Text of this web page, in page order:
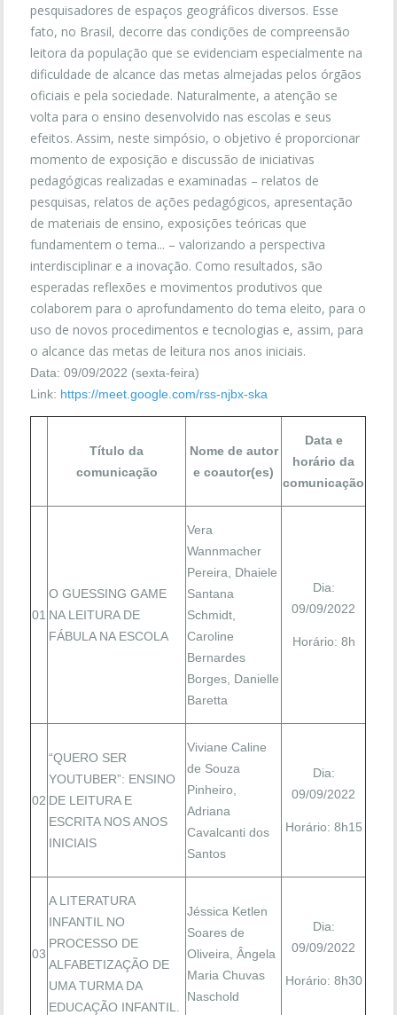
pesquisadores de espaços geográficos diversos. Esse
fato, no Brasil, decorre das condições de compreensão
leitora da população que se evidenciam especialmente na
dificuldade de alcance das metas almejadas pelos órgãos
oficiais e pela sociedade. Naturalmente, a atenção se
volta para o ensino desenvolvido nas escolas e seus
efeitos. Assim, neste simpósio, o objetivo é proporcionar
momento de exposição e discussão de iniciativas
pedagógicas realizadas e examinadas – relatos de
pesquisas, relatos de ações pedagógicos, apresentação
de materiais de ensino, exposições teóricas que
fundamentem o tema... – valorizando a perspectiva
interdisciplinar e a inovação. Como resultados, são
esperadas reflexões e movimentos produtivos que
colaborem para o aprofundamento do tema eleito, para o
uso de novos procedimentos e tecnologias e, assim, para
o alcance das metas de leitura nos anos iniciais.
Data: 09/09/2022 (sexta-feira)
Link: https://meet.google.com/rss-njbx-ska
Título da
comunicação
Nome de autor
e coautor(es)
Data e
horário da
comunicação
01
O GUESSING GAME
NA LEITURA DE
FÁBULA NA ESCOLA
Vera
Wannmacher
Pereira, Dhaiele
Santana
Schmidt,
Caroline
Bernardes
Borges, Danielle
Baretta
Dia:
09/09/2022
Horário: 8h
02
“QUERO SER
YOUTUBER”: ENSINO
DE LEITURA E
ESCRITA NOS ANOS
INICIAIS
Viviane Caline
de Souza
Pinheiro,
Adriana
Cavalcanti dos
Santos
Dia:
09/09/2022
Horário: 8h15
03
A LITERATURA
INFANTIL NO
PROCESSO DE
ALFABETIZAÇÃO DE
UMA TURMA DA
EDUCAÇÃO INFANTIL.
Jéssica Ketlen
Soares de
Oliveira, Ângela
Maria Chuvas
Naschold
Dia:
09/09/2022
Horário: 8h30